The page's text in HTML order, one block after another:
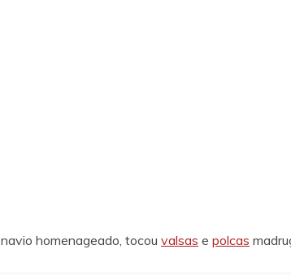
homenageado, tocou valsas e polcas